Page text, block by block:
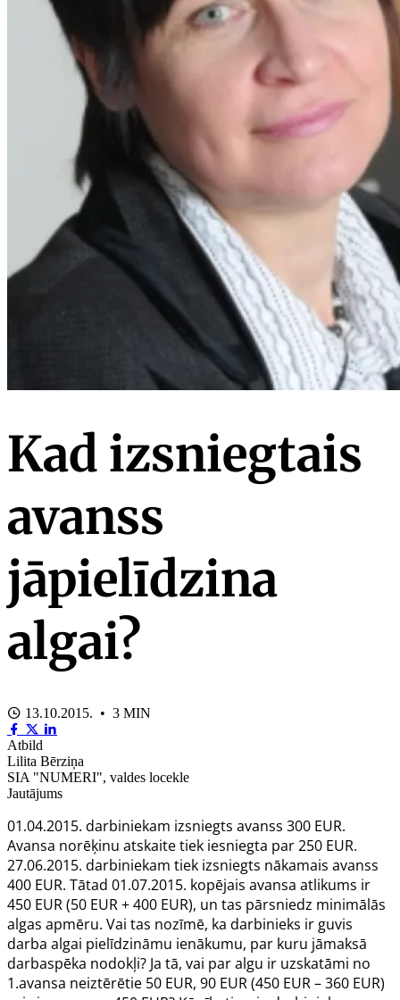
Kad izsniegtais
avanss
jāpielīdzina
algai?
13.10.2015. • 3 MIN
Atbild
Lilita Bērziņa
SIA "NUMERI", valdes locekle
Jautājums
01.04.2015. darbiniekam izsniegts avanss 300 EUR.
Avansa norēķinu atskaite tiek iesniegta par 250 EUR.
27.06.2015. darbiniekam tiek izsniegts nākamais avanss
400 EUR. Tātad 01.07.2015. kopējais avansa atlikums ir
450 EUR (50 EUR + 400 EUR), un tas pārsniedz minimālās
algas apmēru. Vai tas nozīmē, ka darbinieks ir guvis
darba algai pielīdzināmu ienākumu, par kuru jāmaksā
darbaspēka nodokļi? Ja tā, vai par algu ir uzskatāmi no
1.avansa neiztērētie 50 EUR, 90 EUR (450 EUR – 360 EUR)